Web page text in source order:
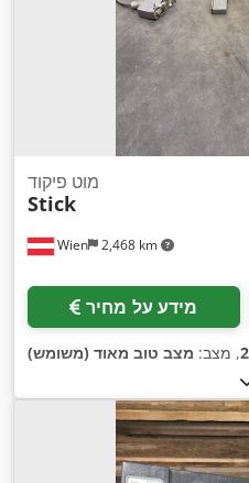
Wien 2,468 km
מוט פיקוד
Stick
מידע על מחיר
, מצב: מצב טוב מאוד (משומש)